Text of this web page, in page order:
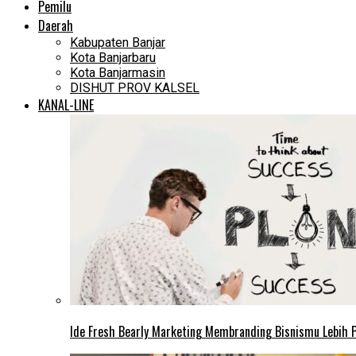
Pemilu
Daerah
Kabupaten Banjar
Kota Banjarbaru
Kota Banjarmasin
DISHUT PROV KALSEL
KANAL-LINE
Ide Fresh Bearly Marketing Membranding Bisnismu Lebih